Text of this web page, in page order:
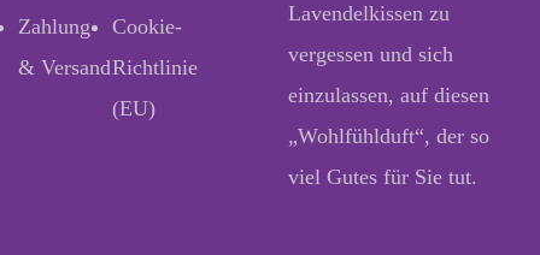
Zahlung
& Versand
Cookie-
Richtlinie
(EU)
Lavendelkissen zu
vergessen und sich
einzulassen, auf diesen
„Wohlfühlduft“, der so
viel Gutes für Sie tut.